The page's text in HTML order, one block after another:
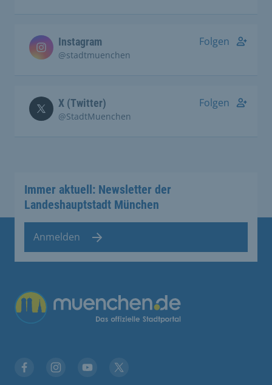
Instagram
@stadtmuenchen
Folgen
X (Twitter)
@StadtMuenchen
Folgen
Immer aktuell: Newsletter der
Landeshauptstadt München
Anmelden